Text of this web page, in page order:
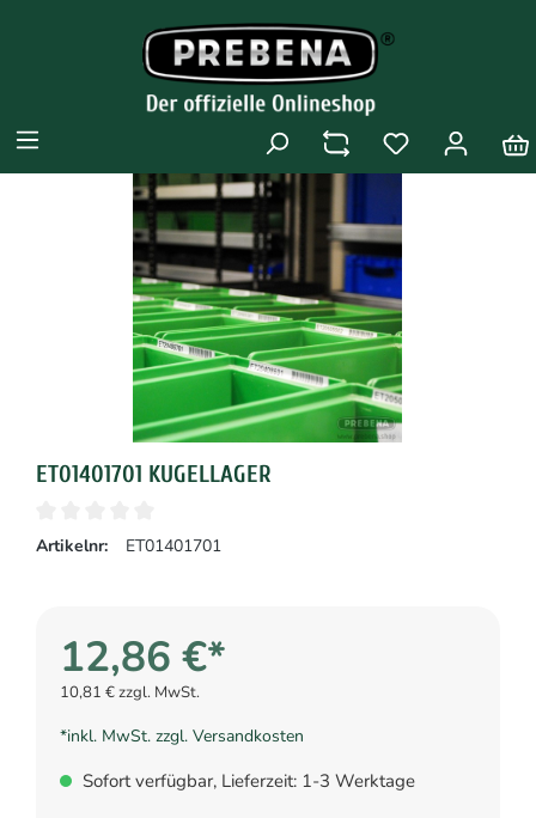
ET01401701 KUGELLAGER
Artikelnr: ET01401701
12,86 €*
10,81 € zzgl. MwSt.
*inkl. MwSt. zzgl. Versandkosten
Sofort verfügbar, Lieferzeit: 1-3 Werktage